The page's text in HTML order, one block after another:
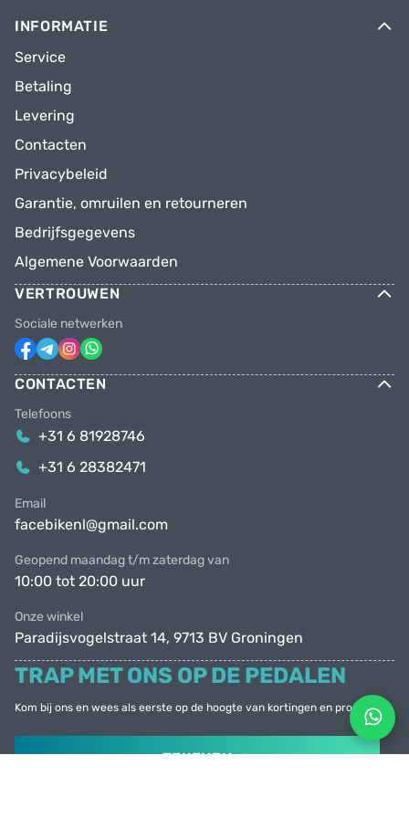
INFORMATIE
Service
Betaling
Levering
Contacten
Privacybeleid
Garantie, omruilen en retourneren
Bedrijfsgegevens
Algemene Voorwaarden
VERTROUWEN
Sociale netwerken
CONTACTEN
Telefoons
+31 6 81928746
+31 6 28382471
Email
facebikenl@gmail.com
Geopend maandag t/m zaterdag van
10:00 tot 20:00 uur
Onze winkel
Paradijsvogelstraat 14, 9713 BV Groningen
TRAP MET ONS OP DE PEDALEN
Kom bij ons en wees als eerste op de hoogte van kortingen en promoties
TEKENEN